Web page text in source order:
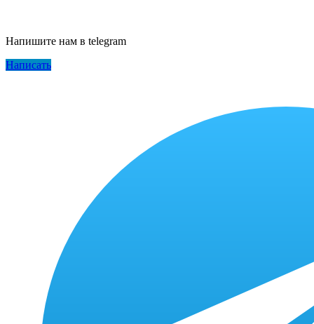
Напишите нам в telegram
Написать